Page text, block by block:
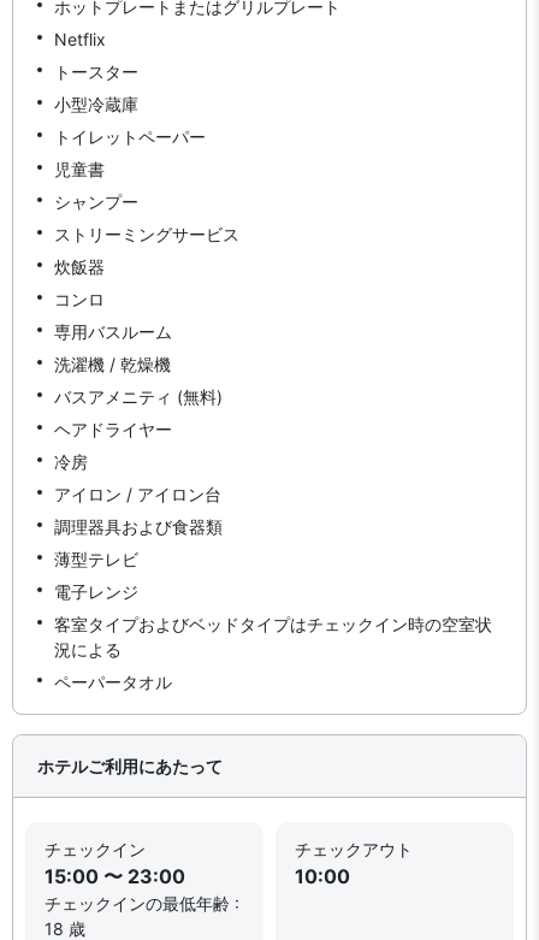
ホットプレートまたはグリルプレート
Netflix
トースター
小型冷蔵庫
トイレットペーパー
児童書
シャンプー
ストリーミングサービス
炊飯器
コンロ
専用バスルーム
洗濯機 / 乾燥機
バスアメニティ (無料)
ヘアドライヤー
冷房
アイロン / アイロン台
調理器具および食器類
薄型テレビ
電子レンジ
客室タイプおよびベッドタイプはチェックイン時の空室状
況による
ペーパータオル
ホテルご利用にあたって
チェックイン
15:00 〜 23:00
チェックインの最低年齢 :
18 歳
チェックアウト
10:00